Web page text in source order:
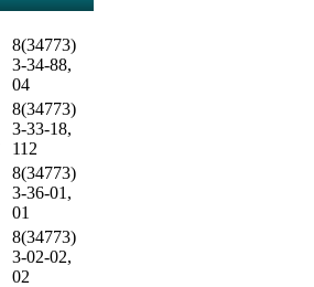
8(34773)
3-34-88,
04
8(34773)
3-33-18,
112
8(34773)
3-36-01,
01
8(34773)
3-02-02,
02